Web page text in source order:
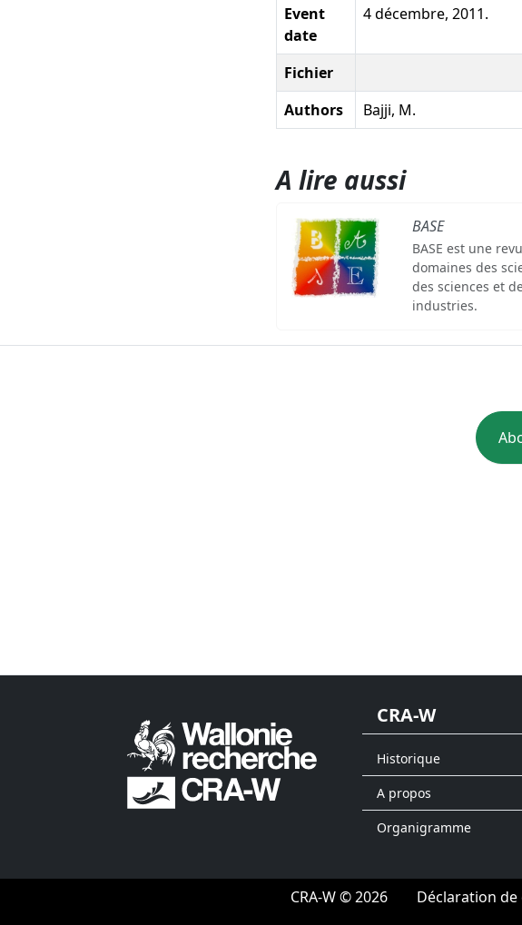
Event
date
4 décembre, 2011.
Fichier
Authors
Bajji, M.
A lire aussi
BASE
BASE est une
domaines des
des sciences et
industries.
CRA-W
Historique
A propos
Organigramme
CRA-W © 2026 Déclaration